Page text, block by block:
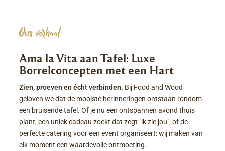
Ons verhaal
Ama la Vita aan Tafel: Luxe
Borrelconcepten met een Hart
Zien, proeven en écht verbinden. Bij Food and Wood
geloven we dat de mooiste herinneringen ontstaan rondom
een bruisende tafel. Of je nu een ontspannen avond thuis
plant, een uniek cadeau zoekt dat zegt "ik zie jou", of de
perfecte catering voor een event organiseert: wij maken van
elk moment een waardevolle ontmoeting.